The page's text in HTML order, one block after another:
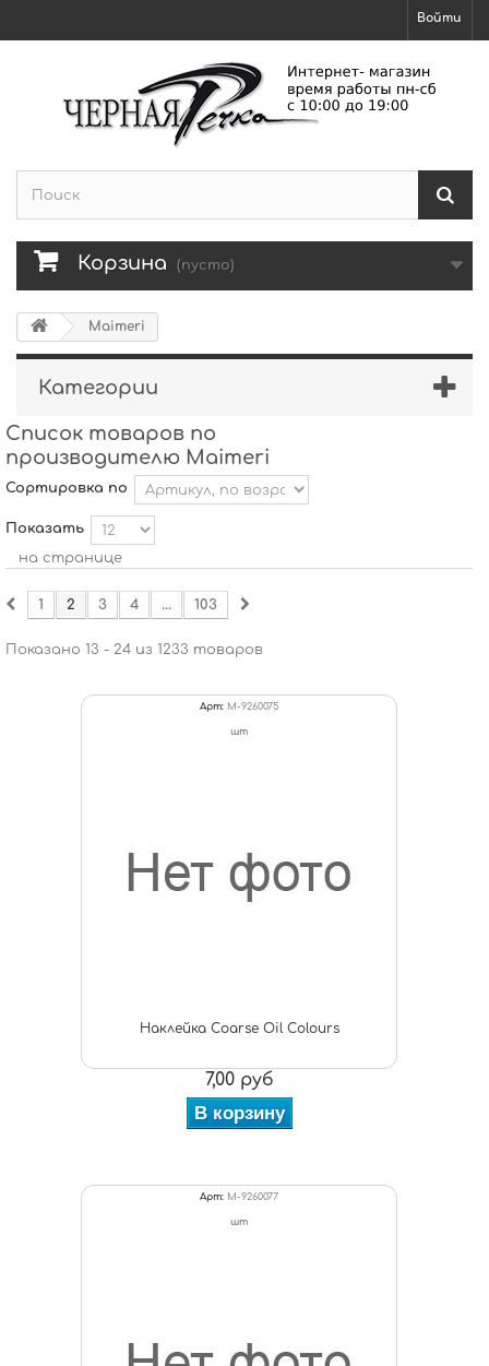
Войти
Корзина (пусто)
Maimeri
Категории
Список товаров по
производителю Maimeri
Сортировка по
Показать
на странице
1 2 3 4 ... 103
Показано 13 - 24 из 1233 товаров
Арт: M-9260075
шт
Наклейка Coarse Oil Colours
7,00 руб
В корзину
Арт: M-9260077
шт